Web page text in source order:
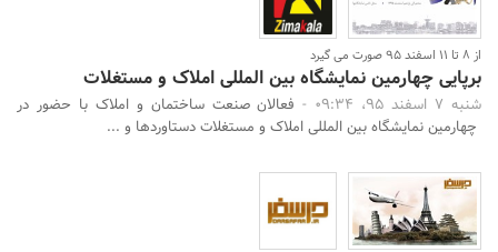
از 8 تا 11 اسفند 95 صورت می گیرد
برپایی چهارمین نمایشگاه بین المللی املاک و مستغلات
شنبه 7 اسفند 95، 09:34 -
فعالان صنعت ساختمان و املاک با حضور در
چهارمین نمایشگاه بین المللی املاک و مستغلات دستاوردها و ...